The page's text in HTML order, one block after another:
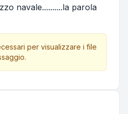
navale..........la parola
per visualizzare i file